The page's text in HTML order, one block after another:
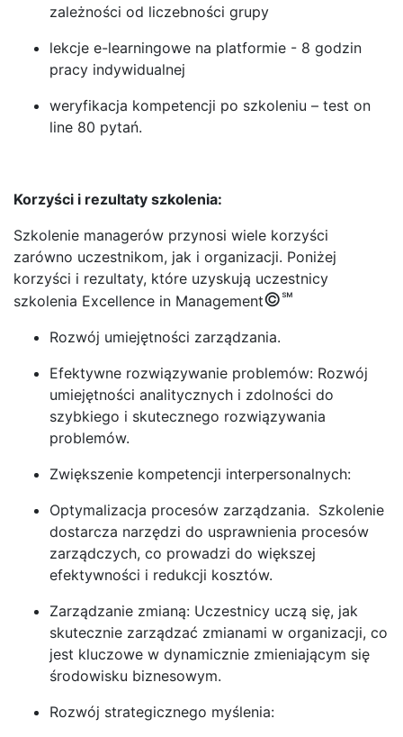
zależności od liczebności grupy
lekcje e-learningowe na platformie - 8 godzin
pracy indywidualnej
weryfikacja kompetencji po szkoleniu – test on
line 80 pytań.
Korzyści i rezultaty szkolenia:
Szkolenie managerów przynosi wiele korzyści
zarówno uczestnikom, jak i organizacji. Poniżej
korzyści i rezultaty, które uzyskują uczestnicy
szkolenia Excellence in Management©℠
Rozwój umiejętności zarządzania.
Efektywne rozwiązywanie problemów: Rozwój
umiejętności analitycznych i zdolności do
szybkiego i skutecznego rozwiązywania
problemów.
Zwiększenie kompetencji interpersonalnych:
Optymalizacja procesów zarządzania. Szkolenie
dostarcza narzędzi do usprawnienia procesów
zarządczych, co prowadzi do większej
efektywności i redukcji kosztów.
Zarządzanie zmianą: Uczestnicy uczą się, jak
skutecznie zarządzać zmianami w organizacji, co
jest kluczowe w dynamicznie zmieniającym się
środowisku biznesowym.
Rozwój strategicznego myślenia: